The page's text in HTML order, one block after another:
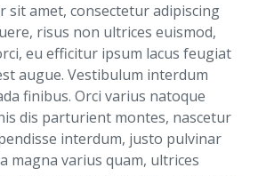
sit amet, consectetur adipiscing
risus non ultrices euismod,
eu efficitur ipsum lacus feugiat
augue. Vestibulum interdum
finibus. Orci varius natoque
dis parturient montes, nascetur
interdum, justo pulvinar
magna varius quam, ultrices